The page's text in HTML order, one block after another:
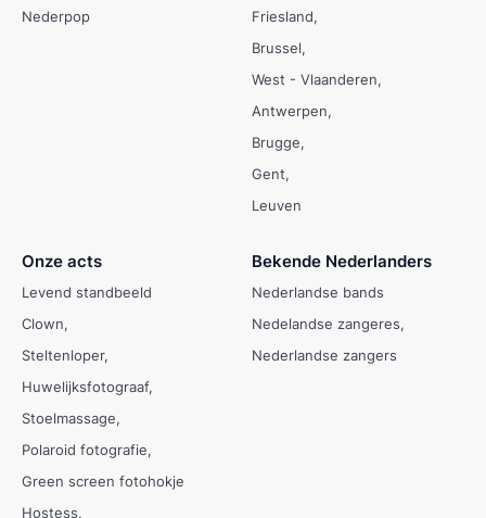
Nederpop
Friesland
Brussel
West - Vlaanderen
Antwerpen
Brugge
Gent
Leuven
Onze acts
Levend standbeeld
Clown
Steltenloper
Huwelijksfotograaf
Stoelmassage
Polaroid fotografie
Green screen fotohokje
Hostess
Bekende Nederlanders
Nederlandse bands
Nedelandse zangeres
Nederlandse zangers